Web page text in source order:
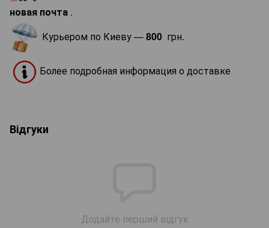
новая почта .
Курьером по Киеву —800 грн.
Более подробная информация о доставке
Відгуки
Додайте перший відгук